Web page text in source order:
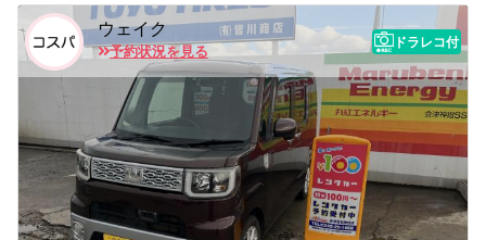
ウェイク
予約状況を見る
ドラレコ付